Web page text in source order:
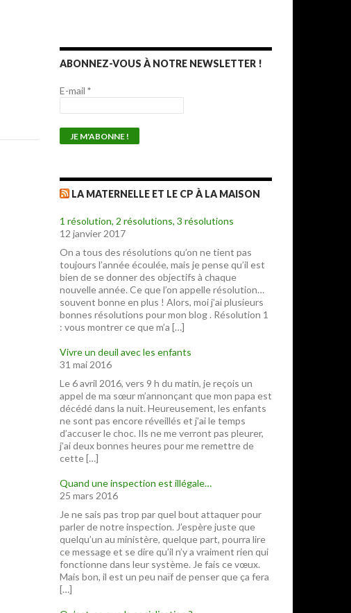
ABONNEZ-VOUS À NOTRE NEWSLETTER !
E-mail *
LA MATERNELLE ET LE CP À LA MAISON
1 résolution, 2 résolutions, 3 résolutions
12 janvier 2017
On a tous des résolutions qu’on ne tient pas
toujours l’année écoulée, mais je pense qu’il est
bien de se donner des objectifs à chaque
nouvelle année. Ce que l’on appelle résolution…
souvent bonne en plus ! Alors, moi j’ai plusieurs
bonnes résolutions pour mon blog . Résolution 1
: vous montrer ce que m’a […]
Vivre un deuil avec les enfants
31 mai 2016
Le 6 avril 2016, vers 9 h du matin, je reçois un
appel de ma sœur m’annonçant que mon papa est
décédé dans la nuit. Heureusement, les enfants
ne sont pas encore réveillés et j’ai le temps
d’accuser le choc. Ils ne me verront pas pleurer,
j’ai deux bonnes heures pour me remettre de
cette […]
Quand une inspection est illégale…
25 mars 2016
Je ne sais pas trop par quel bout attaquer pour
parler de notre inspection. J’espère juste que
quelqu’un au ministère, quelque part, pourra lire
ce message et se dire qu’il n’y a vraiment rien qui
fonctionne dans leur système. Je fais ce vœux.
Mais bon, il est un peu naïf de penser que ça fera
[…]